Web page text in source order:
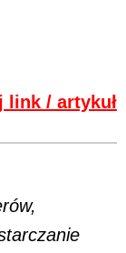
link / artykuł